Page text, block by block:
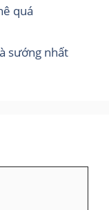
quá
sướng nhất